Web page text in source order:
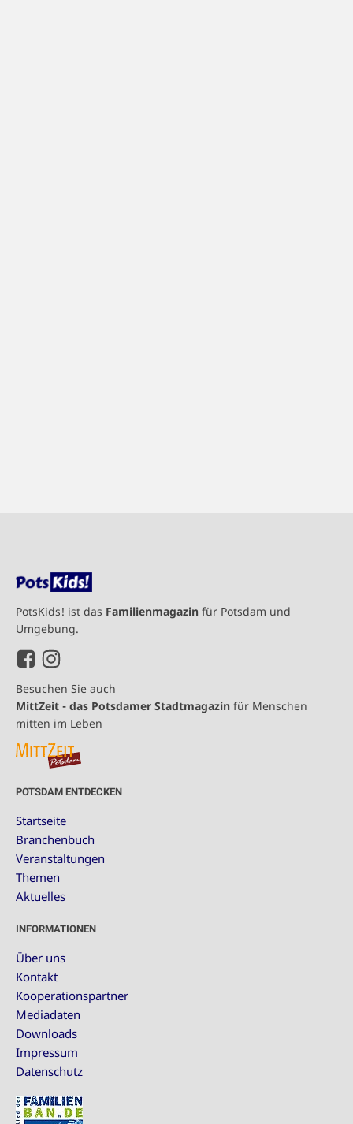
PotsKids! ist das Familienmagazin für Potsdam und
Umgebung.
Besuchen Sie auch
MittZeit - das Potsdamer Stadtmagazin für Menschen
mitten im Leben
POTSDAM ENTDECKEN
Startseite
Branchenbuch
Veranstaltungen
Themen
Aktuelles
INFORMATIONEN
Über uns
Kontakt
Kooperationspartner
Mediadaten
Downloads
Impressum
Datenschutz